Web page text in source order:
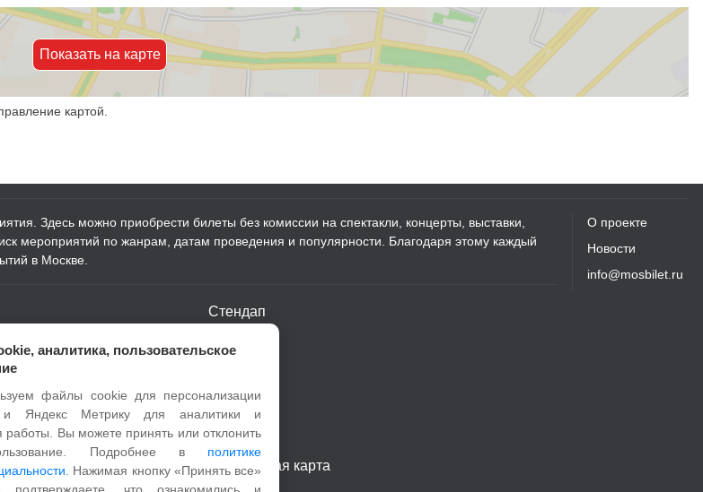
Показать на карте
картой.
Здесь можно приобрести билеты без комиссии на спектакли, концерты, выставки,
мероприятий по жанрам, датам проведения и популярности. Благодаря этому каждый
в Москве.
Стендап
Шоу
Пушкинская карта
О проекте
Новости
info@mosbilet.ru
аналитика, пользовательское
файлы cookie для персонализации
и Яндекс Метрику для аналитики и
работы. Вы можете принять или отклонить
Подробнее в политике
. Нажимая кнопку «Принять все»